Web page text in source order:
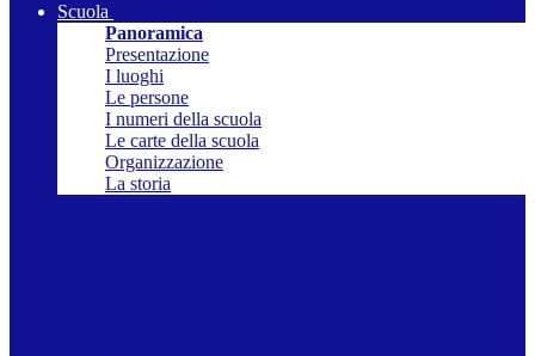
Scuola
Panoramica
Presentazione
I luoghi
Le persone
I numeri della scuola
Le carte della scuola
Organizzazione
La storia